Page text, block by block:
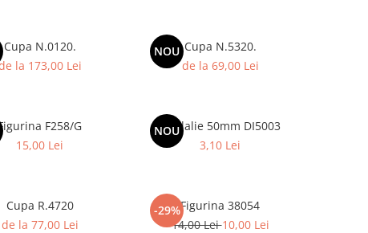
Cupa N.0120.
la 173,00 Lei
NOU Cupa N.5320.
de la 69,00 Lei
F258/G
15,00 Lei
NOU
Medalie 50mm DI5003
3,10 Lei
Cupa R.4720
de la 77,00 Lei
-29%Figurina 38054
14,00 Lei10,00 Lei